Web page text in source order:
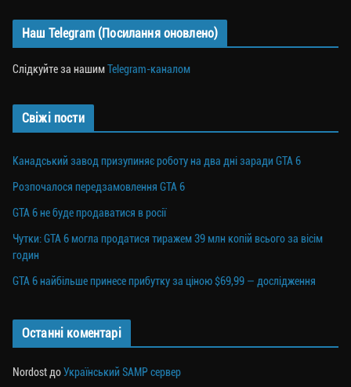
Наш Telegram (Посилання оновлено)
Слідкуйте за нашимTelegram-каналом
Свіжі пости
Канадський завод призупиняє роботу на два дні заради GTA 6
Розпочалося передзамовлення GTA 6
GTA 6 не буде продаватися в росії
Чутки: GTA 6 могла продатися тиражем 39 млн копій всього за вісім
годин
GTA 6 найбільше принесе прибутку за ціною $69,99 — дослідження
Останні коментарі
Nordost доУкраїнський SAMP сервер